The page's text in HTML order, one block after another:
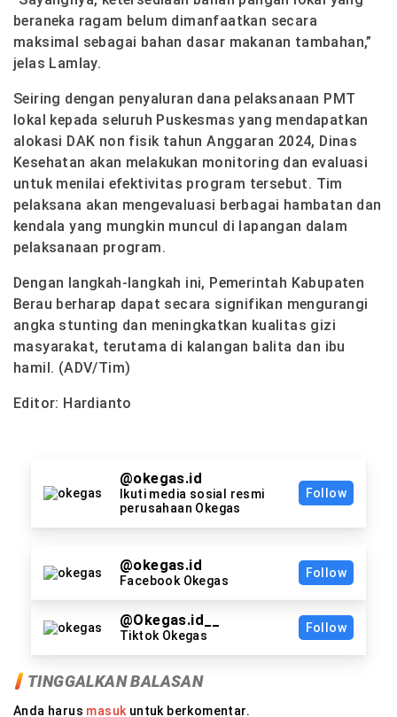
beraneka ragam belum dimanfaatkan secara
maksimal sebagai bahan dasar makanan tambahan,”
jelas Lamlay.
Seiring dengan penyaluran dana pelaksanaan PMT
lokal kepada seluruh Puskesmas yang mendapatkan
alokasi DAK non fisik tahun Anggaran 2024, Dinas
Kesehatan akan melakukan monitoring dan evaluasi
untuk menilai efektivitas program tersebut. Tim
pelaksana akan mengevaluasi berbagai hambatan dan
kendala yang mungkin muncul di lapangan dalam
pelaksanaan program.
Dengan langkah-langkah ini, Pemerintah Kabupaten
Berau berharap dapat secara signifikan mengurangi
angka stunting dan meningkatkan kualitas gizi
masyarakat, terutama di kalangan balita dan ibu
hamil. (ADV/Tim)
Editor: Hardianto
@okegas.id
Ikuti media sosial resmi
perusahaan Okegas
Follow
@okegas.id
Facebook Okegas
Follow
@Okegas.id__
Tiktok Okegas
Follow
TINGGALKAN BALASAN
Anda harus masuk untuk berkomentar.